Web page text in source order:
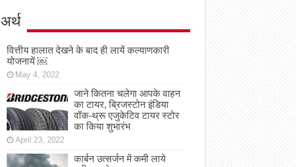
अर्थ
वित्तीय हालात देखने के बाद ही लायें कल्याणकारी
योजनायें ￼
May 4, 2022
जाने कितना चलेगा आपके वाहन
का टायर, ब्रिजस्टोन इंडिया
वॉक-थ्रू एजुकेटिव टायर स्टोर
का किया शुभारंभ
April 23, 2022
कार्बन उत्सर्जन में कमी लाये